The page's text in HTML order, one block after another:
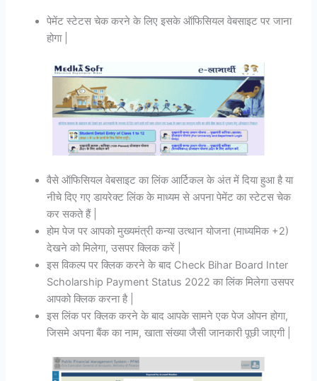
पेमेंट स्टेटस चेक करने के लिए इसके ऑफिसियल वेबसाइट पर जाना
होगा |
वैसे ऑफिसियल वेबसाइट का लिंक आर्टिकल के अंत में दिया हुआ है या
नीचे दिए गए डायरेक्ट लिंक के माध्यम से अपना पेमेंट का स्टेटस चेक
कर सकते हैं |
होम पेज पर आपको मुख्यमंत्री कन्या उत्थान योजना (माध्यमिक +2)
देखने को मिलेगा, उसपर क्लिक करें |
इस विकल्प पर क्लिक करने के बाद Check Bihar Board Inter
Scholarship Payment Status 2022 का लिंक मिलेगा उसपर
आपको क्लिक करना है |
इस लिंक पर क्लिक करने के बाद आपके सामने एक पेज ओपन होगा,
जिसमे अपना बैंक का नाम, खाता संख्या जैसी जानकारी पूछी जाएगी |